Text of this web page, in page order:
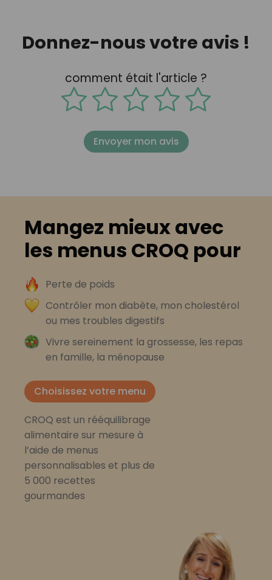
Donnez-nous votre avis !
comment était l'article ?
Envoyer mon avis
Mangez mieux avec
les menus CROQ pour
Perte de poids
Contrôler mon diabète, mon cholestérol
ou mes troubles digestifs
Vivre sereinement la grossesse, les repas
en famille, la ménopause
Choisissez votre menu
CROQ est un rééquilibrage
alimentaire sur mesure à
l’aide de menus
personnalisables et plus de
5 000 recettes
gourmandes